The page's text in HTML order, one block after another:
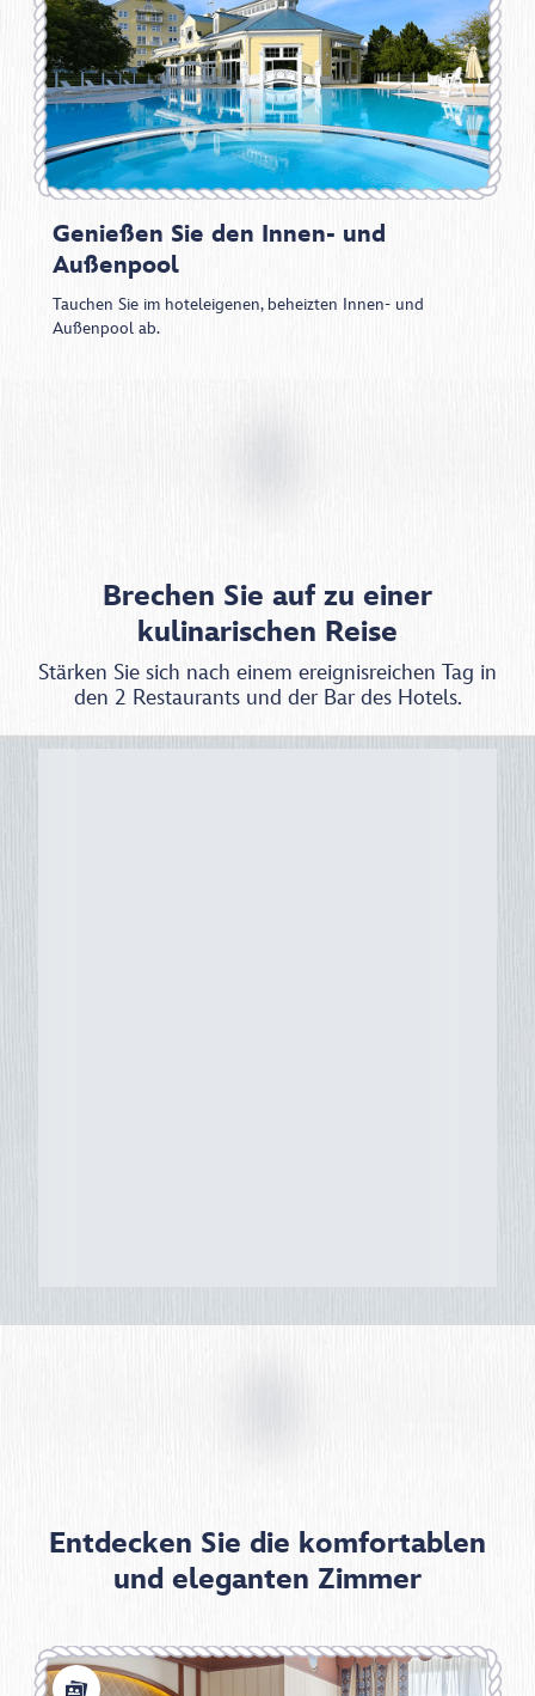
Genießen Sie den Innen- und
Außenpool
Tauchen Sie im hoteleigenen, beheizten Innen- und
Außenpool ab.
Brechen Sie auf zu einer
kulinarischen Reise
Stärken Sie sich nach einem ereignisreichen Tag in
den 2 Restaurants und der Bar des Hotels.
Entdecken Sie die komfortablen
und eleganten Zimmer